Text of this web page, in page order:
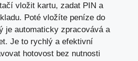
vložit kartu, zadat PIN a
Poté vložíte peníze do
je automaticky zpracovává a
Je to rychlý a efektivní
hotovost bez nutnosti